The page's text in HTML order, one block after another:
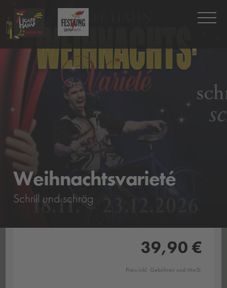
Weihnachtsvarieté
Schrill und schräg
39,90 €
Preis inkl. Gebühren und MwSt.